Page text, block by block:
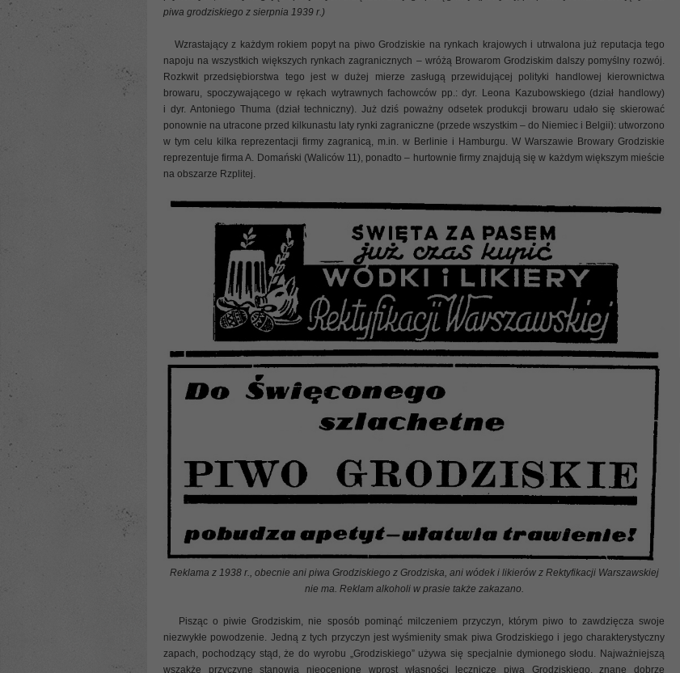
piwa grodziskiego z sierpnia 1939 r.)
Wzrastający z każdym rokiem popyt na piwo Grodziskie na rynkach krajowych i utrwalona już reputacja tego
napoju na wszystkich większych rynkach zagranicznych – wróżą Browarom Grodziskim dalszy pomyślny rozwój.
Rozkwit przedsiębiorstwa tego jest w dużej mierze zasługą przewidującej polityki handlowej kierownictwa
browaru, spoczywającego w rękach wytrawnych fachowców pp.: dyr. Leona Kazubowskiego (dział handlowy)
i dyr. Antoniego Thuma (dział techniczny). Już dziś poważny odsetek produkcji browaru udało się skierować
ponownie na utracone przed kilkunastu laty rynki zagraniczne (przede wszystkim – do Niemiec i Belgii): utworzono
w tym celu kilka reprezentacji firmy zagranicą, m.in. w Berlinie i Hamburgu. W Warszawie Browary Grodziskie
reprezentuje firma A. Domański (Waliców 11), ponadto – hurtownie firmy znajdują się w każdym większym mieście
na obszarze Rzplitej.
Reklama z 1938 r., obecnie ani piwa Grodziskiego z Grodziska, ani wódek i likierów z Rektyfikacji Warszawskiej
nie ma. Reklam alkoholi w prasie także zakazano.
Pisząc o piwie Grodziskim, nie sposób pominąć milczeniem przyczyn, którym piwo to zawdzięcza swoje
niezwykłe powodzenie. Jedną z tych przyczyn jest wyśmienity smak piwa Grodziskiego i jego charakterystyczny
zapach, pochodzący stąd, że do wyrobu „Grodziskiego” używa się specjalnie dymionego słodu. Najważniejszą
wszakże przyczynę stanowią nieocenione wprost własności lecznicze piwa Grodziskiego, znane dobrze